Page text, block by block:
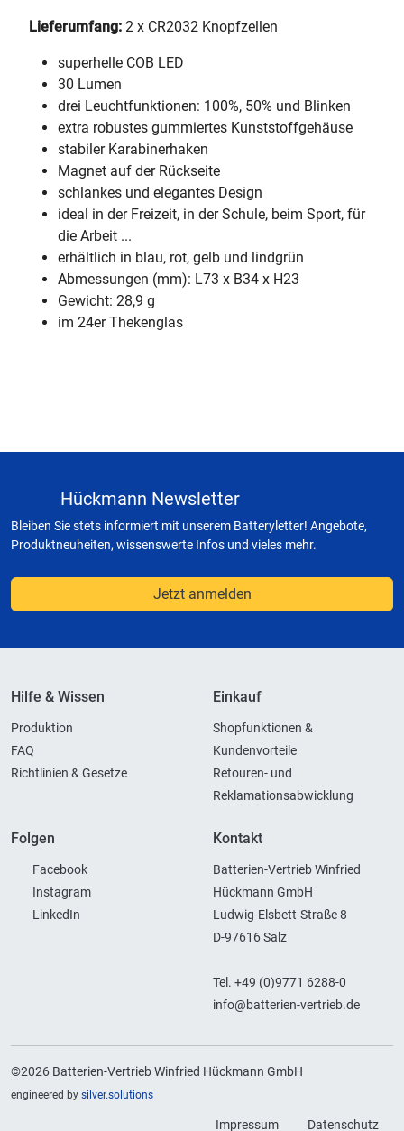
Lieferumfang: 2 x CR2032 Knopfzellen
superhelle COB LED
30 Lumen
drei Leuchtfunktionen: 100%, 50% und Blinken
extra robustes gummiertes Kunststoffgehäuse
stabiler Karabinerhaken
Magnet auf der Rückseite
schlankes und elegantes Design
ideal in der Freizeit, in der Schule, beim Sport, für
die Arbeit ...
erhältlich in blau, rot, gelb und lindgrün
Abmessungen (mm): L73 x B34 x H23
Gewicht: 28,9 g
im 24er Thekenglas
Hückmann Newsletter
Bleiben Sie stets informiert mit unserem Batteryletter! Angebote,
Produktneuheiten, wissenswerte Infos und vieles mehr.
Jetzt anmelden
Hilfe & Wissen
Produktion
FAQ
Richtlinien & Gesetze
Einkauf
Shopfunktionen &
Kundenvorteile
Retouren- und
Reklamationsabwicklung
Folgen
Facebook
Instagram
LinkedIn
Kontakt
Batterien-Vertrieb Winfried
Hückmann GmbH
Ludwig-Elsbett-Straße 8
D-97616 Salz
Tel. +49 (0)9771 6288-0
info@batterien-vertrieb.de
©2026 Batterien-Vertrieb Winfried Hückmann GmbH
engineered by silver.solutions
Impressum Datenschutz